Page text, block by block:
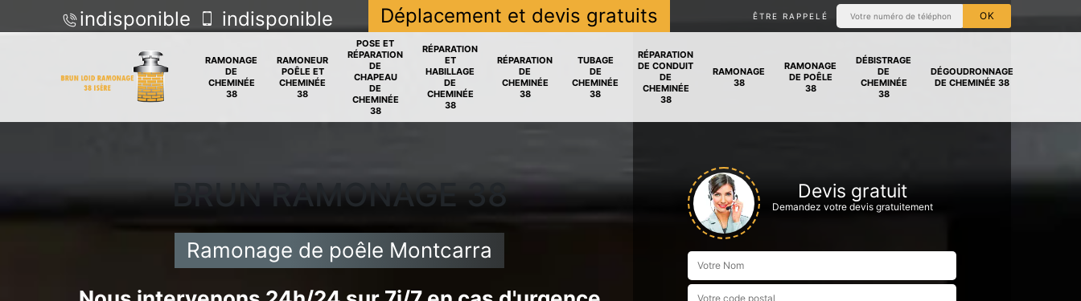
indisponible indisponible Déplacement et devis gratuits ÊTRE RAPPELÉ
RAMONAGE
DE
CHEMINÉE
38
RAMONEUR
POÊLE ET
CHEMINÉE
38
POSE ET
RÉPARATION
DE
CHAPEAU
DE
CHEMINÉE
38
RÉPARATION
ET
HABILLAGE
DE
CHEMINÉE
38
RÉPARATION
DE
CHEMINÉE
38
TUBAGE
DE
CHEMINÉE
38
RÉPARATION
DE CONDUIT
DE
CHEMINÉE
38
RAMONAGE
38
RAMONAGE
DE POÊLE
38
DÉBISTRAGE
DE
CHEMINÉE
38
DÉGOUDRONNAGE
DE CHEMINÉE 38
BRUN RAMONAGE 38
Ramonage de poêle Montcarra
Devis gratuit
Demandez votre devis gratuitement